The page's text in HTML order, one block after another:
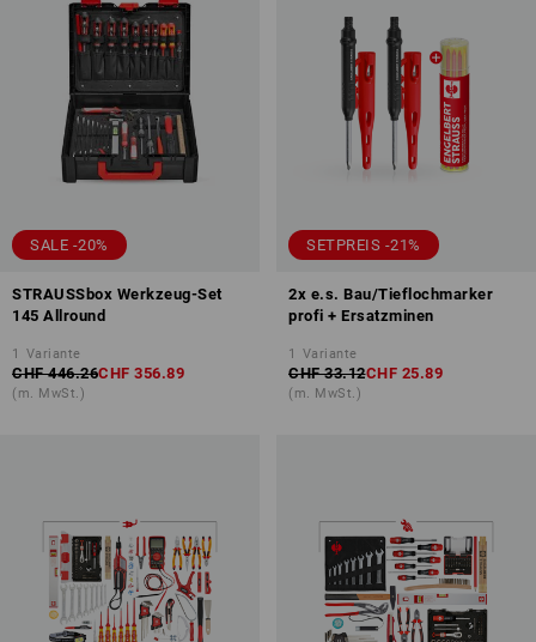
SALE -20%
STRAUSSbox Werkzeug-Set
145 Allround
1 Variante
CHF 446.26CHF 356.89
(m. MwSt.)
SETPREIS -21%
2x e.s. Bau/Tieflochmarker
profi + Ersatzminen
1 Variante
CHF 33.12CHF 25.89
(m. MwSt.)